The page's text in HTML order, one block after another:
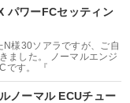
パワーFCセッティン
様30ソアラですが、ご自
ました。 ノーマルエンジ
です。 『
ノーマル ECUチュー